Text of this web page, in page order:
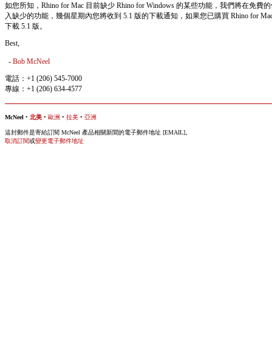
如您所知，Rhino for Mac 目前缺少 Rhino for Windows 的某些功能，我們將在免費
入缺少的功能，幾個星期內您將收到 5.1 版的下載通知，如果您已購買 Rhino for
下載 5.1 版。
Best,
- Bob McNeel
電話：+1 (206) 545-7000
專線：+1 (206) 634-4577
McNeel • 北美 • 歐洲 • 拉美 • 亞洲
這封郵件是寄給訂閱 McNeel 產品相關新聞的電子郵件地址 [EMAIL]。
取消訂閱或變更電子郵件地址